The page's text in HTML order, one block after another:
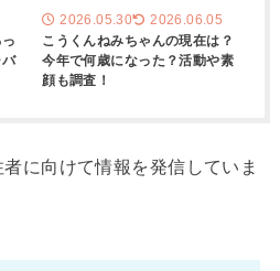
2026.05.30 2026.06.05
こうくんねみちゃんの現在は？
今年で何歳になった？活動や素
顔も調査！
に向けて情報を発信していま